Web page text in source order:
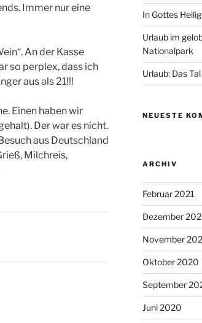
Immer nur eine
An der Kasse
so perplex, dass ich
aus als 21!!!
Einen haben wir
Der war es nicht.
aus Deutschland
Milchreis,
In Gottes
Urlaub im
Nationalpark
Urlaub: Das
NEUESTE
ARCHIV
Februar 2021
Dezember
November
Oktober 2020
September
Juni 2020